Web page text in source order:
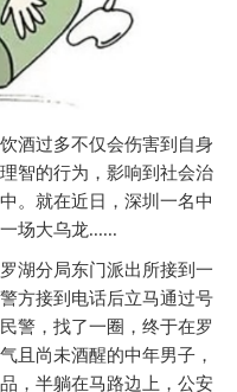
酒过多不仅会伤害到自身
智的行为，影响到社会治
。就在近日，深圳一名中
场大乌龙......
湖分局东门派出所接到一
方接到电话后立马通过号
警，找了一圈，终于在罗
且尚未酒醒的中年男子，
，半躺在马路边上，公安